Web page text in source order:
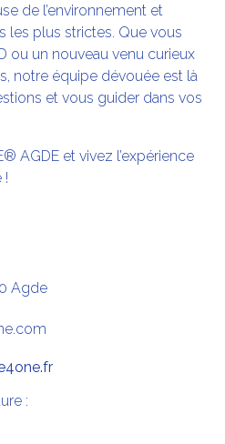
de l’environnement et
les plus strictes. Que vous
ou un nouveau venu curieux
notre équipe dévouée est là
et vous guider dans vos
AGDE et vivez l’expérience
!
Agde
: